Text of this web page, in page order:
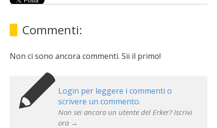
Commenti:
Non ci sono ancora commenti. Sii il primo!
Login per leggere i commenti o
scrivere un commento.
Non sei ancora un utente del Erker? Iscrivi
ora →